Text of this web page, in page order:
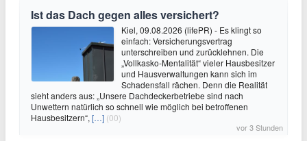
Ist das Dach gegen alles versichert?
Kiel, 09.08.2026 (lifePR) - Es klingt so
einfach: Versicherungsvertrag
unterschreiben und zurücklehnen. Die
„Vollkasko-Mentalität“ vieler Hausbesitzer
und Hausverwaltungen kann sich im
Schadensfall rächen. Denn die Realität
sieht anders aus: „Unsere Dachdeckerbetriebe sind nach
Unwettern natürlich so schnell wie möglich bei betroffenen
Hausbesitzern“, […] (00)
vor 3 Stunden